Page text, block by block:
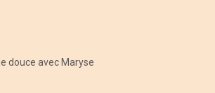
douce avec Maryse